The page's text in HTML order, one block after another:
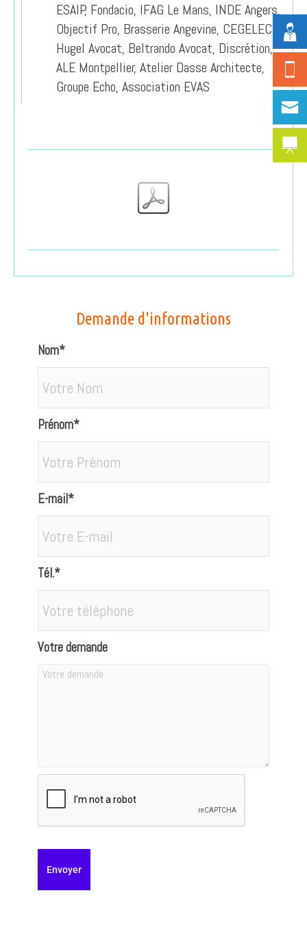
ESAIP, Fondacio, IFAG Le Mans, INDE Angers,
Objectif Pro, Brasserie Angevine, CEGELEC,
Hugel Avocat, Beltrando Avocat, Discrétion,
ALE Montpellier, Atelier Dasse Architecte,
Groupe Echo, Association EVAS
Demande d'informations
Nom*
Prénom*
E-mail*
Tél.*
Votre demande